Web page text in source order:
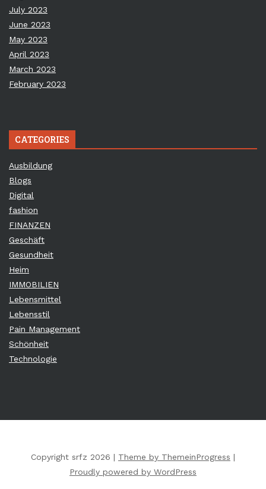
July 2023
June 2023
May 2023
April 2023
March 2023
February 2023
CATEGORIES
Ausbildung
Blogs
Digital
fashion
FINANZEN
Geschäft
Gesundheit
Heim
IMMOBILIEN
Lebensmittel
Lebensstil
Pain Management
Schönheit
Technologie
Copyright srfz 2026 | Theme by ThemeinProgress |
Proudly powered by WordPress